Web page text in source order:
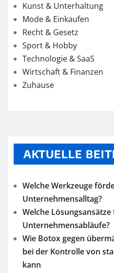
Kunst & Unterhaltung
Mode & Einkaufen
Recht & Gesetz
Sport & Hobby
Technologie & SaaS
Wirtschaft & Finanzen
Zuhause
AKTUELLE
Welche Werkzeuge
Unternehmensalltag?
Welche
Unternehmensabläufe?
Wie Botox gegen
bei der Kontrolle von
kann